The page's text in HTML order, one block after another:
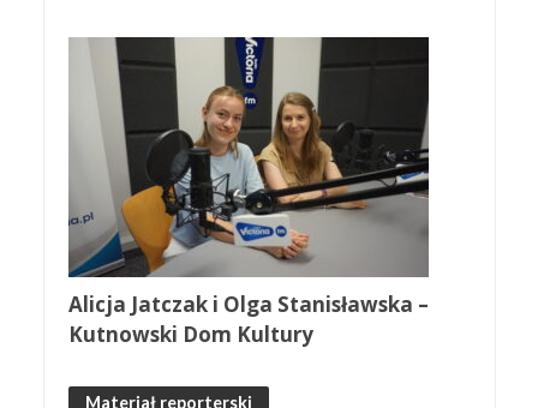
Alicja Jatczak i Olga Stanisławska –
Kutnowski Dom Kultury
Materiał reporterski